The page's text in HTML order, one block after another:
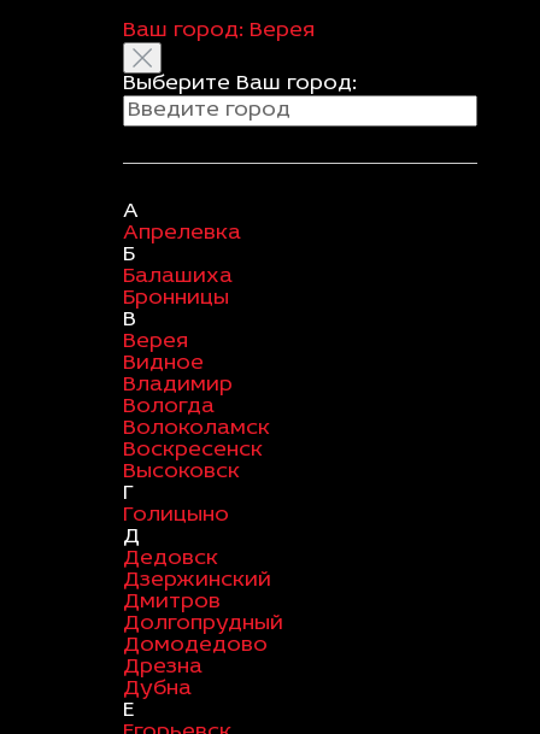
Ваш город: Верея
Выберите Ваш город:
А
Апрелевка
Б
Балашиха
Бронницы
В
Верея
Видное
Владимир
Вологда
Волоколамск
Воскресенск
Высоковск
Г
Голицыно
Д
Дедовск
Дзержинский
Дмитров
Долгопрудный
Домодедово
Дрезна
Дубна
Е